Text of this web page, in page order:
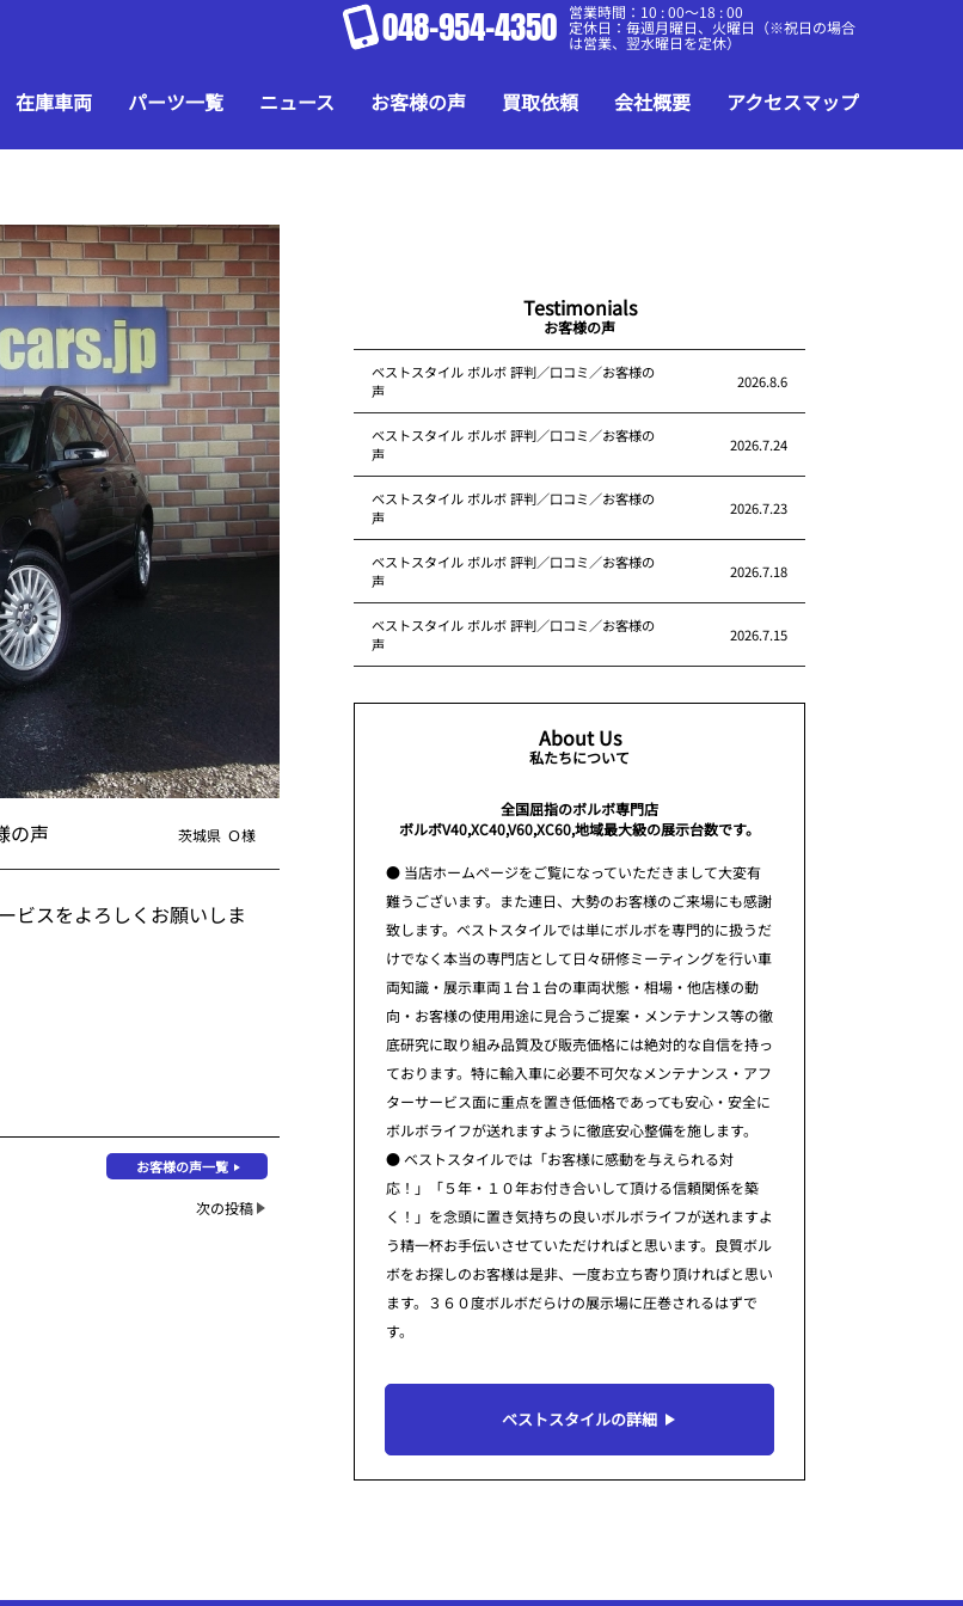
048-954-4350 営業時間：10 : 00～18 : 00
定休日：毎週月曜日、火曜日（※祝日の場合
は営業、翌水曜日を定休）
在庫車両 パーツ一覧 ニュース お客様の声 買取依頼 会社概要 アクセスマップ
の声 茨城県 Ｏ様
ビスをよろしくお願いしま
お客様の声一覧
次の投稿
Testimonials
お客様の声
ベストスタイル ボルボ 評判／口コミ／お客様の
声
2026.8.6
ベストスタイル ボルボ 評判／口コミ／お客様の
声
2026.7.24
ベストスタイル ボルボ 評判／口コミ／お客様の
声
2026.7.23
ベストスタイル ボルボ 評判／口コミ／お客様の
声
2026.7.18
ベストスタイル ボルボ 評判／口コミ／お客様の
声
2026.7.15
About Us
私たちについて
全国屈指のボルボ専門店
ボルボV40,XC40,V60,XC60,地域最大級の展示台数です。
● 当店ホームページをご覧になっていただきまして大変有
難うございます。また連日、大勢のお客様のご来場にも感謝
致します。ベストスタイルでは単にボルボを専門的に扱うだ
けでなく本当の専門店として日々研修ミーティングを行い車
両知識・展示車両１台１台の車両状態・相場・他店様の動
向・お客様の使用用途に見合うご提案・メンテナンス等の徹
底研究に取り組み品質及び販売価格には絶対的な自信を持っ
ております。特に輸入車に必要不可欠なメンテナンス・アフ
ターサービス面に重点を置き低価格であっても安心・安全に
ボルボライフが送れますように徹底安心整備を施します。
● ベストスタイルでは「お客様に感動を与えられる対
応！」「５年・１０年お付き合いして頂ける信頼関係を築
く！」を念頭に置き気持ちの良いボルボライフが送れますよ
う精一杯お手伝いさせていただければと思います。良質ボル
ボをお探しのお客様は是非、一度お立ち寄り頂ければと思い
ます。３６０度ボルボだらけの展示場に圧巻されるはずで
す。
ベストスタイルの詳細